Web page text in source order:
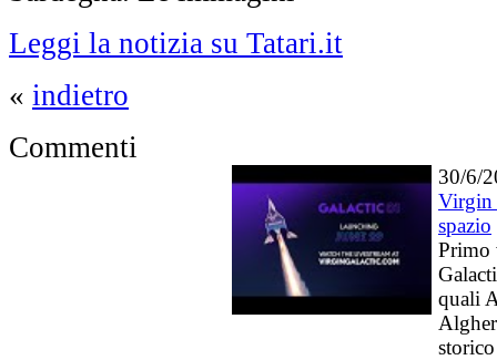
Leggi la notizia su Tatari.it
« indietro
Commenti
30/6/
Virgin
spazio
Primo
quali